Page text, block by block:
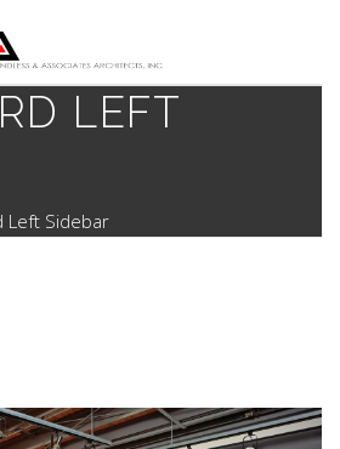
LEFT
Left Sidebar